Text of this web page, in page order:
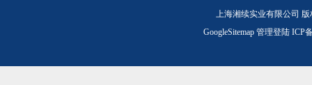
上海湘续实业有限公司
GoogleSitemap 管理登陆ICP